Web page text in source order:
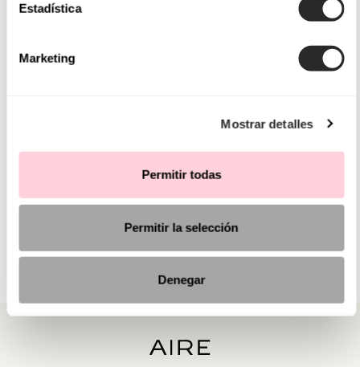
Estadística
Marketing
Mostrar detalles
Permitir todas
Permitir la selección
Denegar